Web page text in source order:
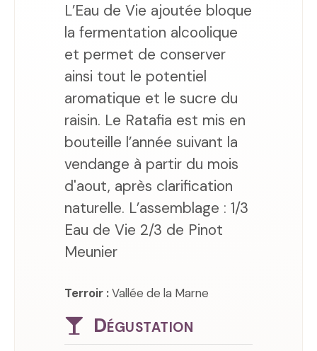
L’Eau de Vie ajoutée bloque
la fermentation alcoolique
et permet de conserver
ainsi tout le potentiel
aromatique et le sucre du
raisin. Le Ratafia est mis en
bouteille l’année suivant la
vendange à partir du mois
d'aout, après clarification
naturelle. L’assemblage : 1/3
Eau de Vie 2/3 de Pinot
Meunier
Terroir :Vallée de la Marne
Dégustation